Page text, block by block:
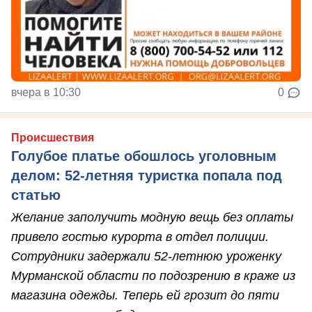
вчера в 10:30 0
Происшествия
Голубое платье обошлось уголовным
делом: 52-летняя туристка попала под
статью
Желание заполучить модную вещь без оплаты
привело гостью курорта в отдел полиции.
Сотрудники задержали 52-летнюю уроженку
Мурманской области по подозрению в краже из
магазина одежды. Теперь ей грозит до пяти